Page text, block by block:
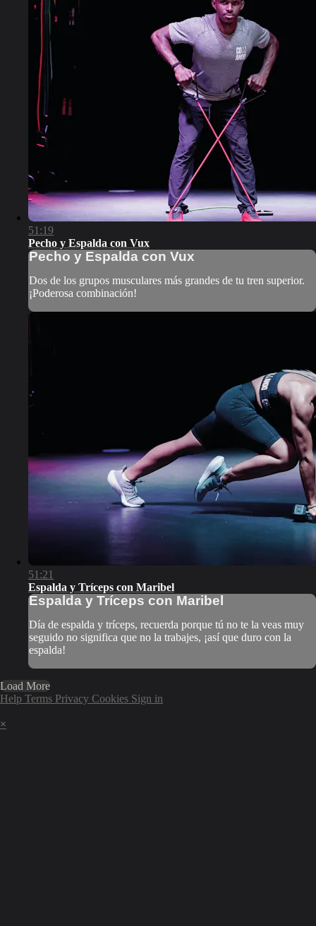
51:19
Pecho y Espalda con Vux
Pecho y Espalda con Vux
Dos de los grupos musculares más grandes de tu tren superior.
¡Poderosa combinación!
51:21
Espalda y Tríceps con Maribel
Espalda y Tríceps con Maribel
Día de espalda y tríceps, recuerda porque tú no te la veas muy
seguido no significa que no la trabajes, ¡así que duro con la
espalda!
Load More
Help Terms Privacy Cookies Sign in
×